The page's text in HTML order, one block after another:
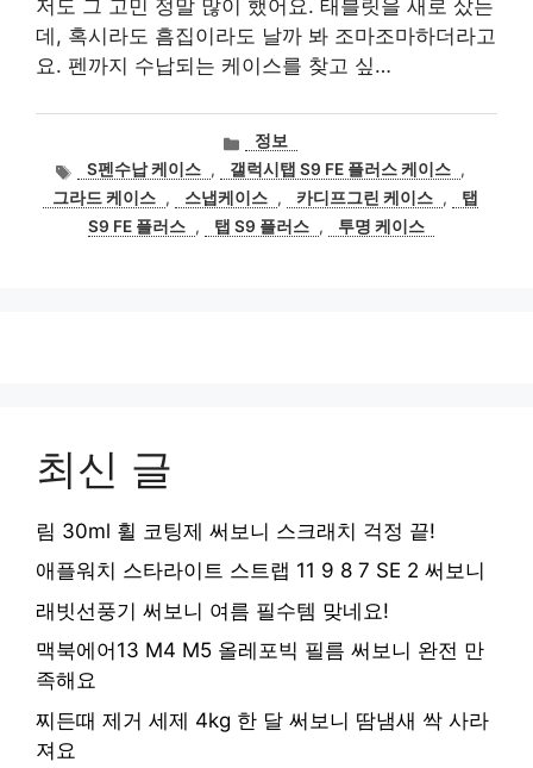
저도 그 고민 정말 많이 했어요. 태블릿을 새로 샀는
데, 혹시라도 흠집이라도 날까 봐 조마조마하더라고
요. 펜까지 수납되는 케이스를 찾고 싶…
카
테
고
리
정보
태
그
S펜수납 케이스 , 갤럭시탭 S9 FE 플러스 케이스 ,
그라드 케이스 , 스냅케이스 , 카디프그린 케이스 ,
탭
S9 FE 플러스 , 탭 S9 플러스 , 투명 케이스
최신 글
림 30ml 휠 코팅제 써보니 스크래치 걱정 끝!
애플워치 스타라이트 스트랩 11 9 8 7 SE 2 써보니
래빗선풍기 써보니 여름 필수템 맞네요!
맥북에어13 M4 M5 올레포빅 필름 써보니 완전 만
족해요
찌든때 제거 세제 4kg 한 달 써보니 땀냄새 싹 사라
져요